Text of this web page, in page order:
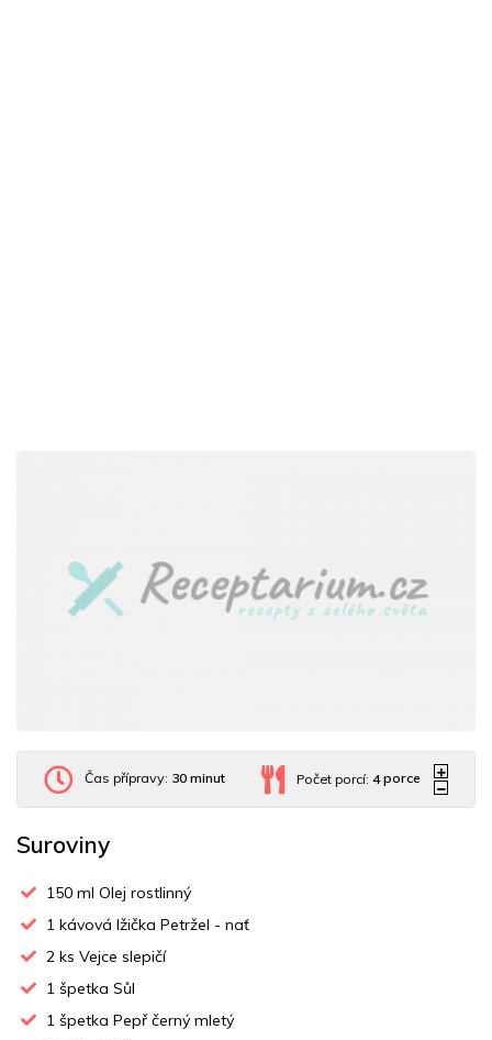
Čas přípravy: 30 minut Počet porcí:4 porce
Suroviny
150 ml Olej rostlinný
1 kávová lžička Petržel - nať
2 ks Vejce slepičí
1 špetka Sůl
1 špetka Pepř černý mletý